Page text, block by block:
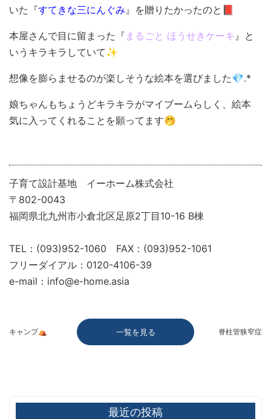
いた『すてきな三にんぐみ』を贈りたかったのと📕
本屋さんで目に留まった『 まるごと ほうせきケーキ 』と
いうキラキラしていて✨
想像を膨らませるのが楽しそうな絵本を選びました💎.*
娘ちゃんもちょうどキラキラがマイブームらしく、絵本
気に入ってくれることを願ってます🤭
子育て設計基地 イーホーム株式会社
〒802-0043
福岡県北九州市小倉北区足原2丁目10-16 B棟
TEL：(093)952-1060 FAX：(093)952-1061
フリーダイアル：0120-4106-39
e-mail：info@e-home.asia
キャンプ⛺ 一覧を見る 脊柱管狭窄症
最近の投稿